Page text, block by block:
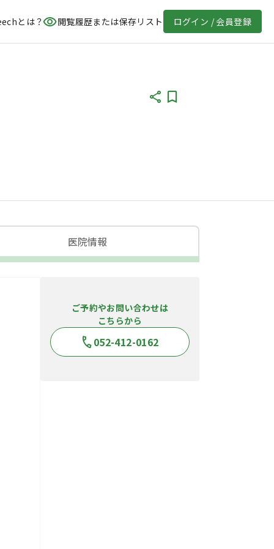
とは？ 閲覧履歴または保存リスト ログイン / 会員登録
医院情報
ご予約やお問い合わせは
こちらから
052-412-0162